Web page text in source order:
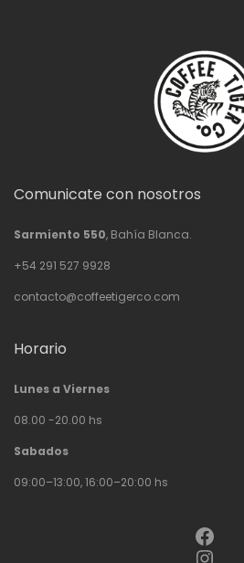
Comunicate con nosotros
Sarmiento 550, Bahía Blanca.
+54 291 527 9928
contacto@coffeetigerco.com
Horario
Lunes a Viernes
08.00 -20.00 hs
Sabados
09:00–13:00, 16:00–20:00 hs
Facebook
Instagram